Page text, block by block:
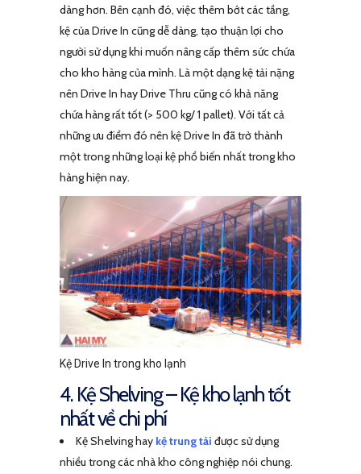
dàng hơn. Bên cạnh đó, việc thêm bớt các tầng,
kệ của Drive In cũng dễ dàng, tạo thuận lợi cho
người sử dụng khi muốn nâng cấp thêm sức chứa
cho kho hàng của mình. Là một dạng kệ tải nặng
nên Drive In hay Drive Thru cũng có khả năng
chứa hàng rất tốt (> 500 kg/ 1 pallet). Với tất cả
những ưu điểm đó nên kệ Drive In đã trở thành
một trong những loại kệ phổ biến nhất trong kho
hàng hiện nay.
Kệ Drive In trong kho lạnh
4. Kệ Shelving – Kệ kho lạnh tốt
nhất về chi phí
Kệ Shelving hay kệ trung tải được sử dụng
nhiều trong các nhà kho công nghiệp nói chung.